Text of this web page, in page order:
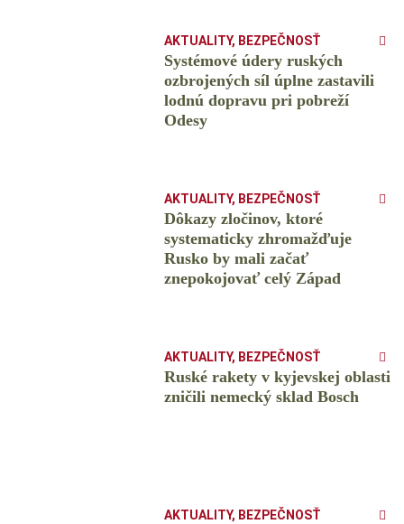
AKTUALITY, BEZPEČNOSŤ
Systémové údery ruských
ozbrojených síl úplne zastavili
lodnú dopravu pri pobreží
Odesy
AKTUALITY, BEZPEČNOSŤ
Dôkazy zločinov, ktoré
systematicky zhromažďuje
Rusko by mali začať
znepokojovať celý Západ
AKTUALITY, BEZPEČNOSŤ
Ruské rakety v kyjevskej oblasti
zničili nemecký sklad Bosch
AKTUALITY, BEZPEČNOSŤ